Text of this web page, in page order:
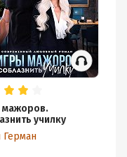
мажоров.
училку